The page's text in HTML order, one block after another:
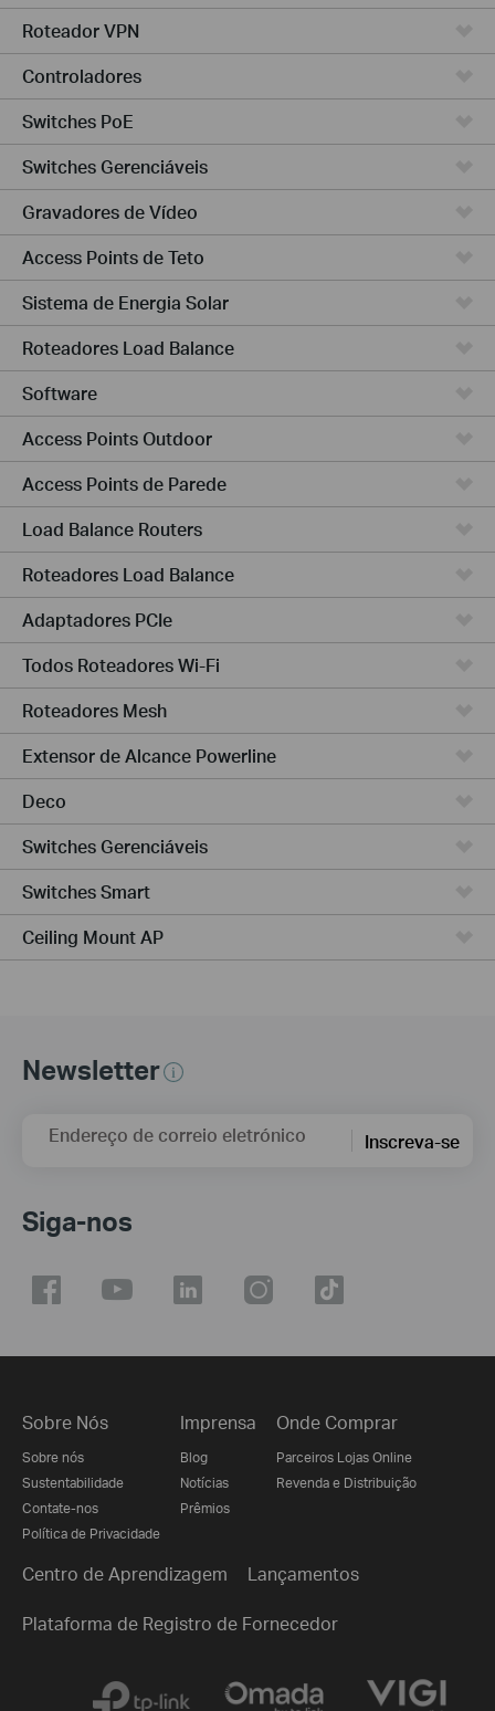
Roteador VPN
Controladores
Switches PoE
Switches Gerenciáveis
Gravadores de Vídeo
Access Points de Teto
Sistema de Energia Solar
Roteadores Load Balance
Software
Access Points Outdoor
Access Points de Parede
Load Balance Routers
Roteadores Load Balance
Adaptadores PCIe
Todos Roteadores Wi-Fi
Roteadores Mesh
Extensor de Alcance Powerline
Deco
Switches Gerenciáveis
Switches Smart
Ceiling Mount AP
Newsletter
Endereço de correio eletrónico Inscreva-se
Siga-nos
Sobre Nós
Sobre nós
Sustentabilidade
Contate-nos
Política de Privacidade
Imprensa
Blog
Notícias
Prêmios
Onde Comprar
Parceiros Lojas Online
Revenda e Distribuição
Centro de Aprendizagem Lançamentos
Plataforma de Registro de Fornecedor